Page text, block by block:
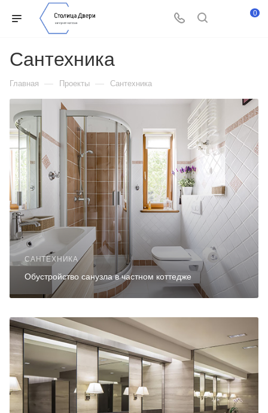
0
Сантехника
Главная — Проекты — Сантехника
САНТЕХНИКА
Обустройство санузла в частном коттедже